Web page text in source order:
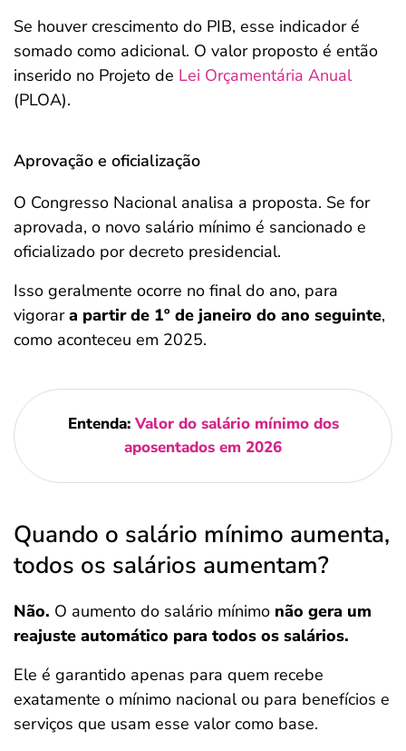
Se houver crescimento do PIB, esse indicador é
somado como adicional. O valor proposto é então
inserido no Projeto de Lei Orçamentária Anual
(PLOA).
Aprovação e oficialização
O Congresso Nacional analisa a proposta. Se for
aprovada, o novo salário mínimo é sancionado e
oficializado por decreto presidencial.
Isso geralmente ocorre no final do ano, para
vigorara partir de 1º de janeiro do ano seguinte,
como aconteceu em 2025.
Entenda: Valor do salário mínimo dos
aposentados em 2026
Quando o salário mínimo aumenta,
todos os salários aumentam?
Não. O aumento do salário mínimo não gera um
reajuste automático para todos os salários.
Ele é garantido apenas para quem recebe
exatamente o mínimo nacional ou para benefícios e
serviços que usam esse valor como base.